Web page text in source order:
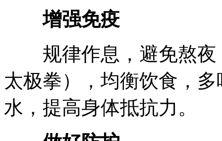
增强免疫
规律作息，避免熬夜
太极拳），均衡饮食，
水，提高身体抵抗力。